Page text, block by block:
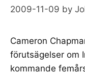
2009-11-09 by
Cameron
förutsägelser om
kommande